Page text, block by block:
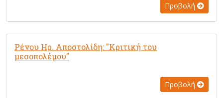
Προβολή
Ρένου Ηρ. Αποστολίδη: "Κριτική του
μεσοπολέμου"
Προβολή